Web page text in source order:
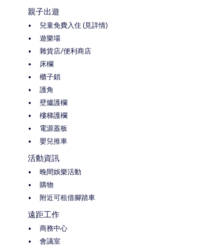
親子出遊
兒童免費入住 (見詳情)
遊樂場
雜貨店/便利商店
床欄
櫃子鎖
護角
壁爐護欄
樓梯護欄
電源蓋板
嬰兒推車
活動資訊
晚間娛樂活動
購物
附近可租借腳踏車
遠距工作
商務中心
會議室